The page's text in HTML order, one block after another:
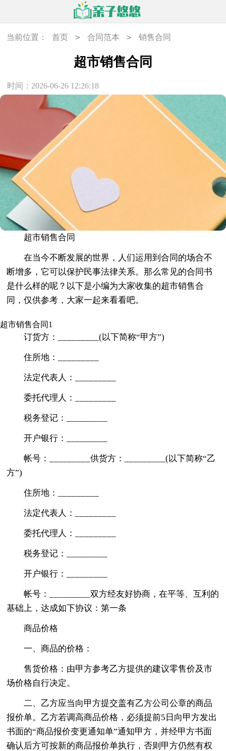
当前位置： 首页 > 合同范本 > 销售合同
超市销售合同
时间：2026-06-26 12:26:18
超市销售合同
在当今不断发展的世界，人们运用到合同的场合不
断增多，它可以保护民事法律关系。那么常见的合同书
是什么样的呢？以下是小编为大家收集的超市销售合
同，仅供参考，大家一起来看看吧。
超市销售合同1
订货方：_________(以下简称“甲方”)
住所地：_________
法定代表人：_________
委托代理人：_________
税务登记：_________
开户银行：_________
帐号：_________供货方：_________(以下简称“乙
方”)
住所地：_________
法定代表人：_________
委托代理人：_________
税务登记：_________
开户银行：_________
帐号：_________双方经友好协商，在平等、互利的
基础上，达成如下协议：第一条
商品价格
一、商品的价格：
售货价格：由甲方参考乙方提供的建议零售价及市
场价格自行决定。
二、乙方应当向甲方提交盖有乙方公司公章的商品
报价单。乙方若调高商品价格，必须提前5日向甲方发出
书面的“商品报价变更通知单”通知甲方，并经甲方书面
确认后方可按新的商品报价单执行，否则甲方仍然有权